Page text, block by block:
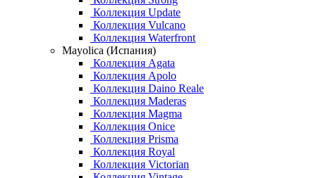
Коллекция Update
Коллекция Vulcano
Коллекция Waterfront
Mayolica (Испания)
Коллекция Agata
Коллекция Apolo
Коллекция Daino Reale
Коллекция Maderas
Коллекция Magma
Коллекция Onice
Коллекция Prisma
Коллекция Royal
Коллекция Victorian